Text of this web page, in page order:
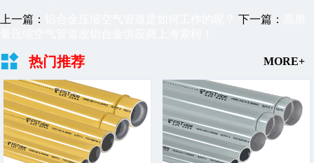
上一篇： 下一篇：
热门推荐 MORE+